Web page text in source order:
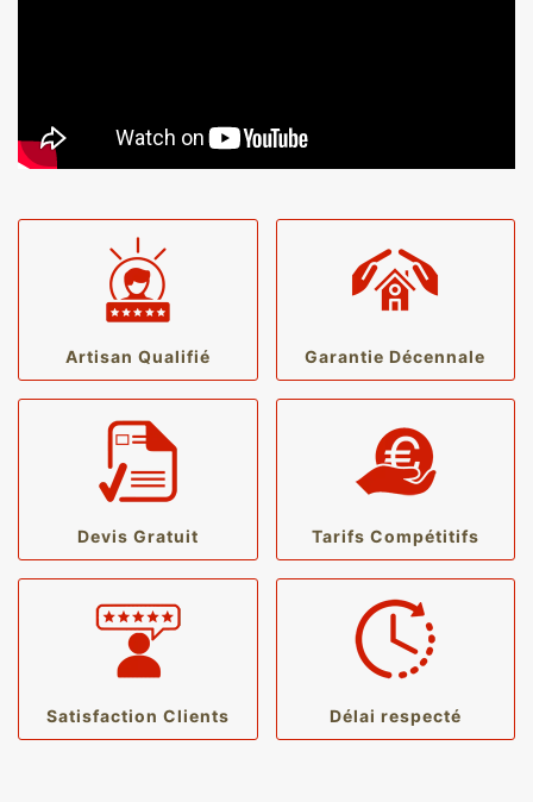
Artisan Qualifié Garantie Décennale
Devis Gratuit Tarifs Compétitifs
Satisfaction Clients Délai respecté